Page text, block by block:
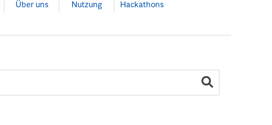
Über uns Nutzung Hackathons